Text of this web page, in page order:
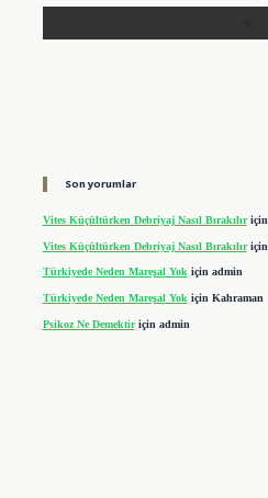
Son yorumlar
Vites Küçültürken Debriyaj Nasıl Bırakılıriçin
Vites Küçültürken Debriyaj Nasıl Bırakılıriçin
Türkiyede Neden Mareşal Yokiçin admin
Türkiyede Neden Mareşal Yok için Kahraman
Psikoz Ne Demektiriçin admin